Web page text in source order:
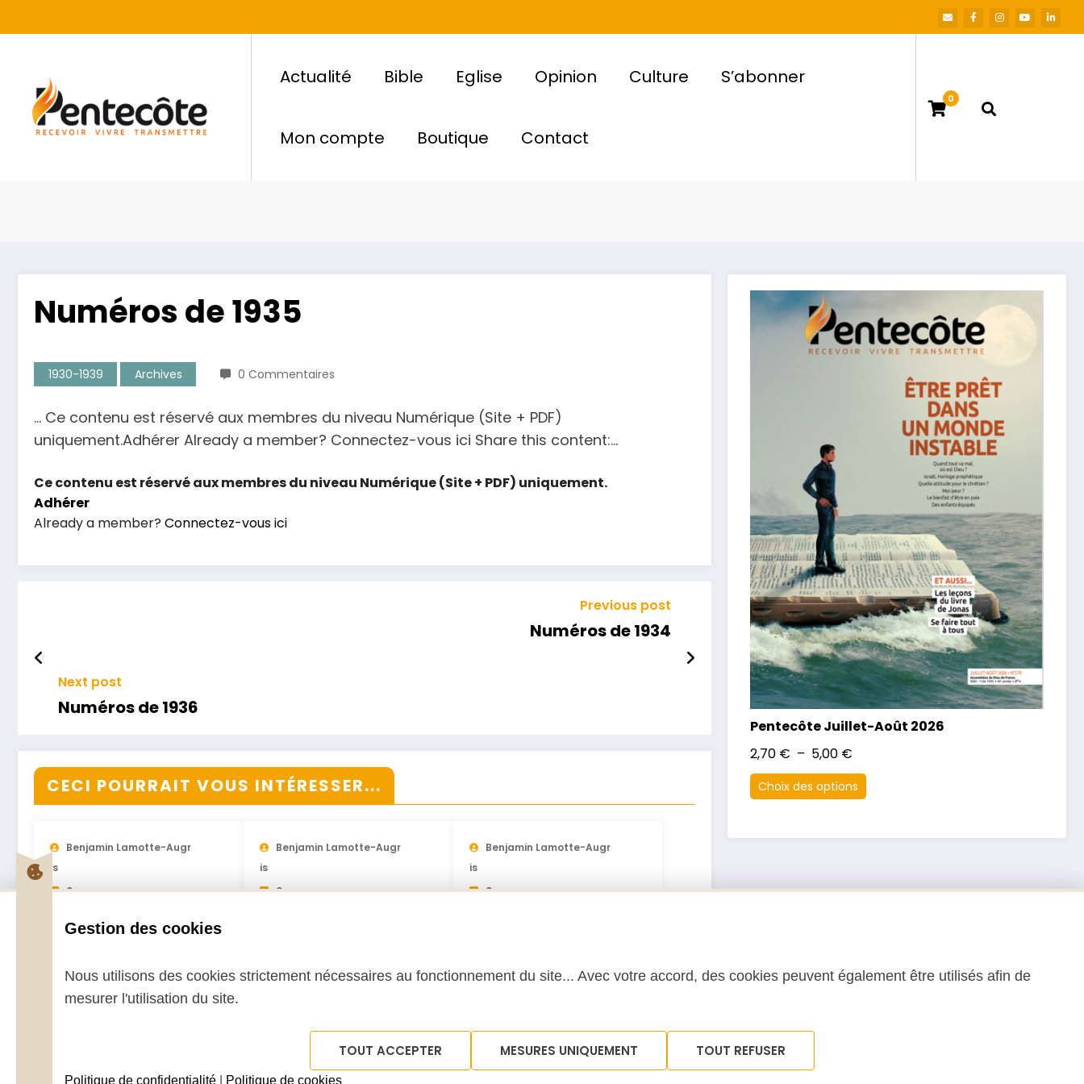
Actualité Bible Eglise Opinion Culture S’abonner
Mon compte Boutique Contact
0
Numéros de 1935
1930-1939 Archives 0 Commentaires
… Ce contenu est réservé aux membres du niveau Numérique (Site + PDF)
uniquement.Adhérer Already a member? Connectez-vous ici Share this content:...
Ce contenu est réservé aux membres du niveau Numérique (Site + PDF) uniquement.
Adhérer
Already a member? Connectez-vous ici
Previous post
Numéros de 1934
Next post
Numéros de 1936
CECI POURRAIT VOUS INTÉRESSER...
Benjamin Lamotte-Augr
Is
0
Benjamin Lamotte-Augr
Is
0
Benjamin Lamotte-Augr
Is
0
Pentecôte Juillet-Août 2026
2,70 € – 5,00 €
Choix des options
Conditions Générales de Vente (CGV) Politique de cookies (UE) Politique de confidentialité Conditions Générales d’Utilisation (CGU)
Gestion des cookies
Nous utilisons des cookies strictement nécessaires au fonctionnement du site... Avec votre accord, des cookies peuvent également être utilisés afin de
mesurer l'utilisation du site.
TOUT ACCEPTER MESURES UNIQUEMENT TOUT REFUSER
Politique de confidentialité Politique de cookies